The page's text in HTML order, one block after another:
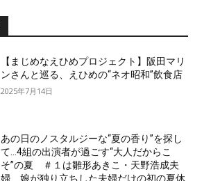
【まじめなえひめプロジェクト】阪田マリ
ンさんと巡る、えひめの“ネオ昭和”飲食店
2025年7月14日
あの日のノスタルジーな“夏の香り”を探し
て…4組の出演者が過ごす“大人だからこ
そ”の夏 ＃１は雛形あきこ・天野浩成夫
婦 娘が独り立ちした夫婦だけの初の夏休